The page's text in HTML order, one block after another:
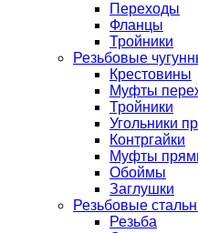
Переходы
Фланцы
Тройники
Резьбовые
Крестовины
Муфты
Тройники
Угольники
Контргайки
Муфты
Обоймы
Заглушки
Резьбовые
Резьба